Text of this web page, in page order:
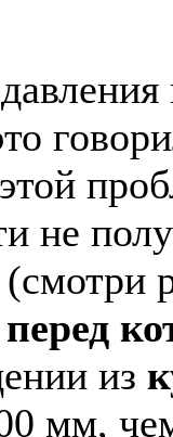
не
(смотри
перед
из
мм,